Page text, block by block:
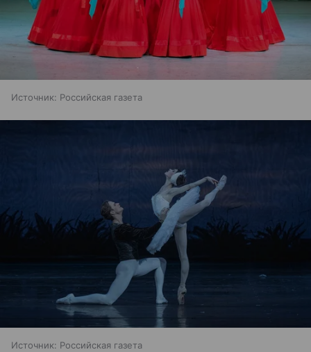
Источник: Российская газета
Источник: Российская газета